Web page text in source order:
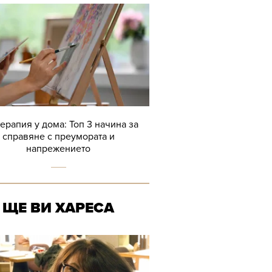
у дома: Топ 3 начина за
справяне с преумората и
напрежението
ЩЕ ВИ ХАРЕСА